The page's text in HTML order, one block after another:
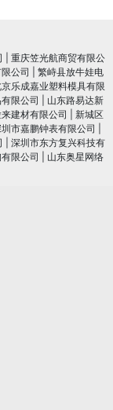
重庆笠光航商贸有限公
公司
繁峙县放牛娃电
乐成嘉业塑料模具有限
限公司
山东路易达新
建材有限公司
新城区
市嘉鹏钟表有限公司
深圳市东方复兴科技有
限公司
山东奥星网络